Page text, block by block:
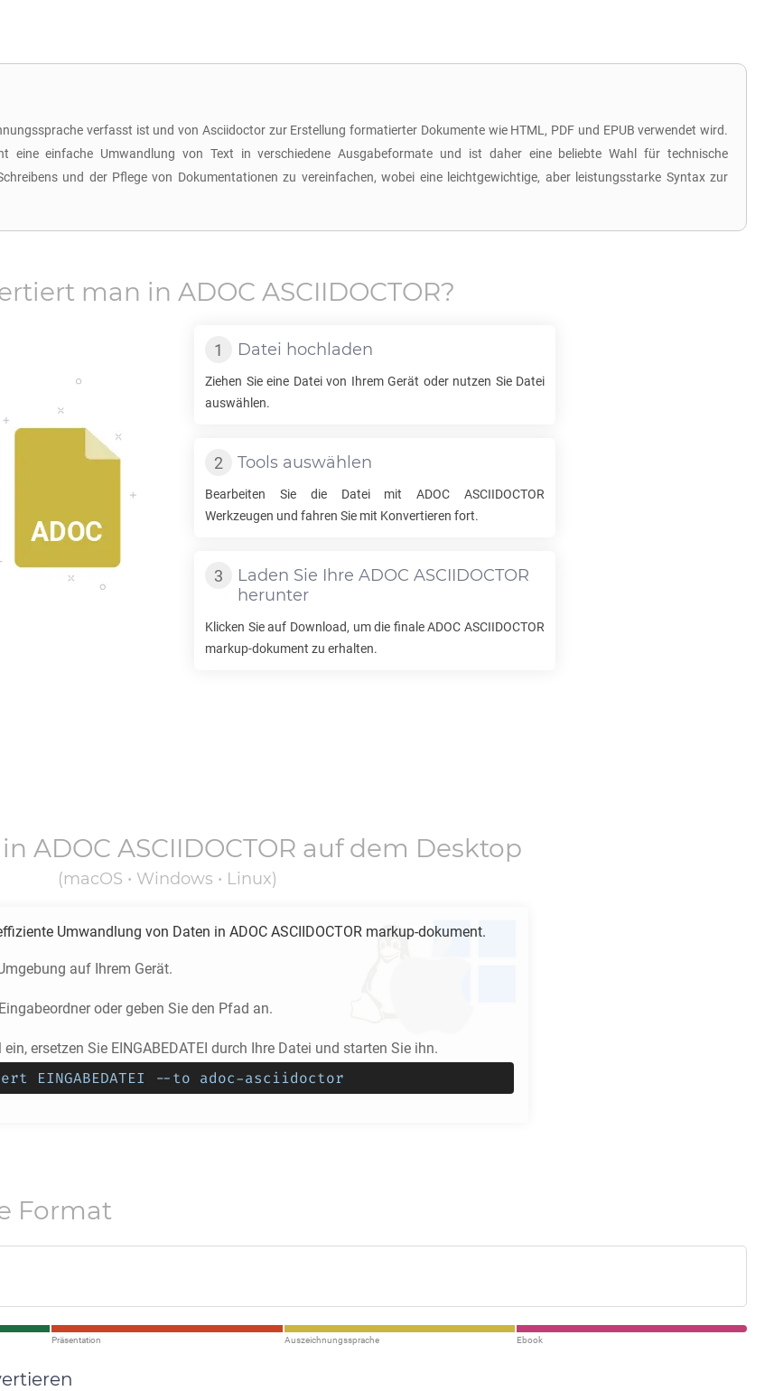
verfasst ist und von Asciidoctor zur Erstellung formatierter Dokumente wie HTML, PDF und EPUB verwendet wird.
eine einfache Umwandlung von Text in verschiedene Ausgabeformate und ist daher eine beliebte Wahl für technische
und der Pflege von Dokumentationen zu vereinfachen, wobei eine leichtgewichtige, aber leistungsstarke Syntax zur
man in ADOC ASCIIDOCTOR?
Datei hochladen
Ziehen Sie eine Datei von Ihrem Gerät oder nutzen Sie Datei
auswählen.
Tools auswählen
Bearbeiten Sie die Datei mitADOC ASCIIDOCTOR
Werkzeugen und fahren Sie mit Konvertieren fort.
Laden Sie Ihre ADOC ASCIIDOCTOR
herunter
Klicken Sie auf Download, um die finaleADOC ASCIIDOCTOR
markup-dokument zu erhalten.
ADOC ASCIIDOCTOR auf dem Desktop
(macOS • Windows • Linux)
Umwandlung von Daten in ADOC ASCIIDOCTOR markup-dokument.
auf Ihrem Gerät.
oder geben Sie den Pfad an.
ersetzen Sie EINGABEDATEI durch Ihre Datei und starten Sie ihn.
EINGABEDATEI --to adoc-asciidoctor
Format
Präsentation Auszeichnungssprache Ebook